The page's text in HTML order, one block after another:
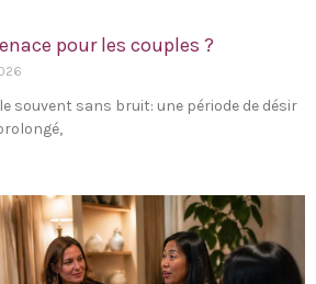
pour les couples ?
souvent sans bruit: une période de désir